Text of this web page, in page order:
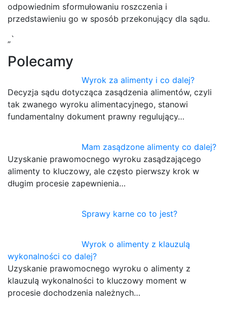
odpowiednim sformułowaniu roszczenia i
przedstawieniu go w sposób przekonujący dla sądu.
„`
Polecamy
Wyrok za alimenty i co dalej?
Decyzja sądu dotycząca zasądzenia alimentów, czyli
tak zwanego wyroku alimentacyjnego, stanowi
fundamentalny dokument prawny regulujący…
Mam zasądzone alimenty co dalej?
Uzyskanie prawomocnego wyroku zasądzającego
alimenty to kluczowy, ale często pierwszy krok w
długim procesie zapewnienia…
Sprawy karne co to jest?
Wyrok o alimenty z klauzulą
wykonalności co dalej?
Uzyskanie prawomocnego wyroku o alimenty z
klauzulą wykonalności to kluczowy moment w
procesie dochodzenia należnych…